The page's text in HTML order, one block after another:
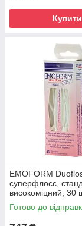
Купити
EMOFORM
суперфлоcc,
високоміцний, 30
Готово до